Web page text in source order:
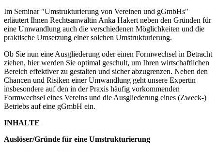
Im Seminar "Umstrukturierung von Vereinen und gGmbHs"
erläutert Ihnen Rechtsanwältin Anka Hakert neben den Gründen für
eine Umwandlung auch die verschiedenen Möglichkeiten und die
praktische Umsetzung einer solchen Umstrukturierung.
Ob Sie nun eine Ausgliederung oder einen Formwechsel in Betracht
ziehen, hier werden Sie optimal geschult, um Ihren wirtschaftlichen
Bereich effektiver zu gestalten und sicher abzugrenzen. Neben den
Chancen und Risiken einer Umwandlung geht unsere Expertin
insbesondere auf den in der Praxis häufig vorkommenden
Formwechsel eines Vereins und die Ausgliederung eines (Zweck-)
Betriebs auf eine gGmbH ein.
INHALTE
Auslöser/Gründe für eine Umstrukturierung